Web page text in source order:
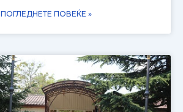
ПОГЛЕДНЕТЕ ПОВЕЌЕ »